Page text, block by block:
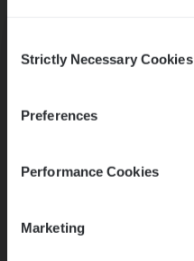
Selection
Strictly Necessary Cookies
Preferences
Performance Cookies
Marketing